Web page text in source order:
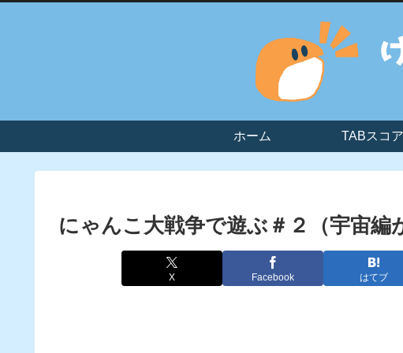
ホーム TABスコ
にゃんこ大戦争で遊ぶ＃２（宇宙編
X Facebook はてブ